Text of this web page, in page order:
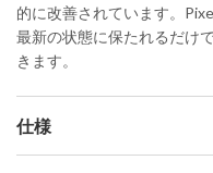
的に改善されています。
最新の状態に保たれるだけ
きます。
仕様